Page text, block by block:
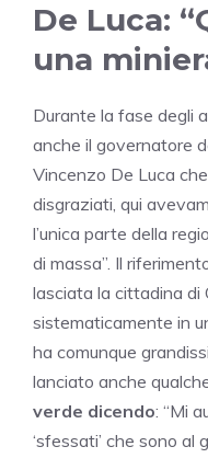
De Luca:
una
Durante la fase degli
anche il governatore
Vincenzo De Luca
disgraziati, qui
l’unica parte della
di massa”. Il
lasciata la cittadina di
sistematicamente in
ha comunque
lanciato anche
verde dicendo: “Mi
‘sfessati’ che sono al